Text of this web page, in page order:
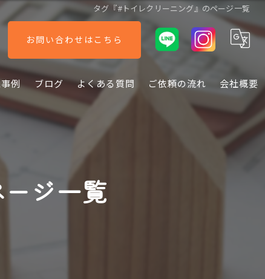
タグ『#トイレクリーニング』のページ一覧
お問い合わせはこちら
例 ブログ よくある質問 ご依頼の流れ 会社概要
ジ一覧